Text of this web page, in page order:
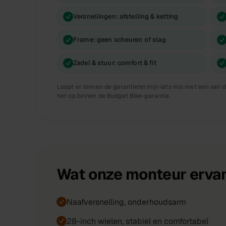
Versnellingen: afstelling & ketting
Frame: geen scheuren of slag
Zadel & stuur: comfort & fit
Loopt er binnen de garantietermijn iets mis met een van
het op binnen de Budget Bike-garantie.
Wat onze monteur
Naafversnelling, onderhoudsarm
28-inch wielen, stabiel en comfortabel